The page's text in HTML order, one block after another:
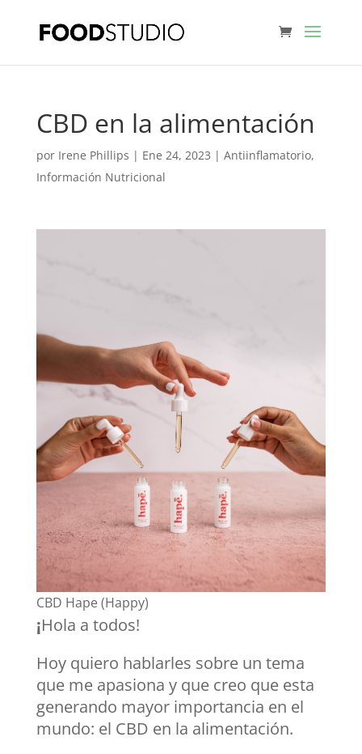
CBD en la alimentación
por Irene Phillips | Ene 24, 2023 | Antiinflamatorio,
Información Nutricional
CBD Hape (Happy)
¡Hola a todos!
Hoy quiero hablarles sobre un tema
que me apasiona y que creo que esta
generando mayor importancia en el
mundo: el CBD en la alimentación.